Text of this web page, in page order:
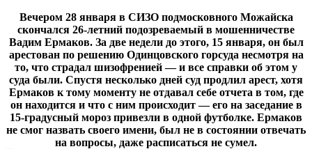
Вечером 28 января в СИЗО подмосковного Можайска
скончался 26-летний подозреваемый в мошенничестве
Вадим Ермаков. За две недели до этого, 15 января, он был
арестован по решению Одинцовского горсуда несмотря на
то, что страдал шизофренией — и все справки об этом у
суда были. Спустя несколько дней суд продлил арест, хотя
Ермаков к тому моменту не отдавал себе отчета в том, где
он находится и что с ним происходит — его на заседание в
15-градусный мороз привезли в одной футболке. Ермаков
не смог назвать своего имени, был не в состоянии отвечать
на вопросы, даже расписаться не сумел.